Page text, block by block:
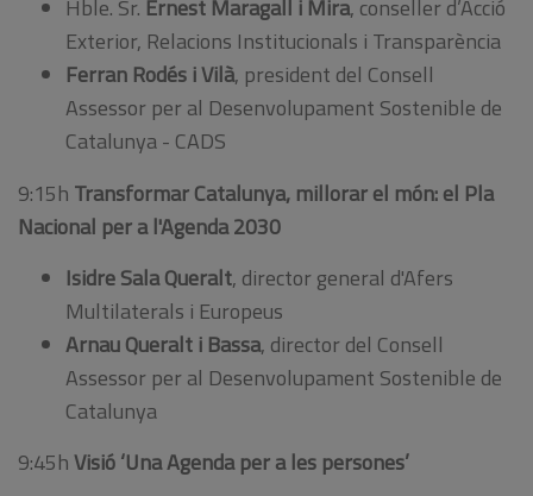
Hble. Sr. Ernest Maragall i Mira, conseller d’Acció
Exterior, Relacions Institucionals i Transparència
Ferran Rodés i Vilà, president del Consell
Assessor per al Desenvolupament Sostenible de
Catalunya - CADS
9:15h Transformar Catalunya, millorar el món: el Pla
Nacional per a l'Agenda 2030
Isidre Sala Queralt, director general d'Afers
Multilaterals i Europeus
Arnau Queralt i Bassa, director del Consell
Assessor per al Desenvolupament Sostenible de
Catalunya
9:45hVisió ‘Una Agenda per a les persones’